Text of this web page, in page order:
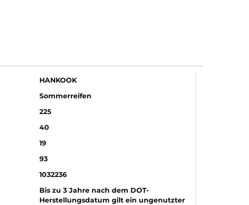
HANKOOK
Sommerreifen
225
40
19
93
1032236
Bis zu 3 Jahre nach dem DOT-
Herstellungsdatum gilt ein ungenutzter